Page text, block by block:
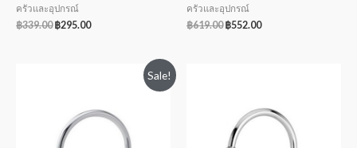
ครัวและอุปกรณ์
฿339.00 ฿295.00
ครัวและอุปกรณ์
฿619.00 ฿552.00
Sale!